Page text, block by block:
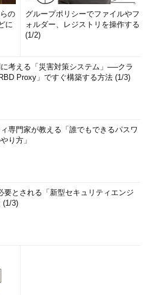
の
に
グループポリシーでファイルやフ
ォルダー、レジストリを操作する
(1/2)
考える「災害対策システム」──クラ
Proxy」ですぐ構築する方法 (1/3)
専門家が教える「誰でもできるパスワ
り方」
要とされる「新型セキュリティエンジ
(1/3)